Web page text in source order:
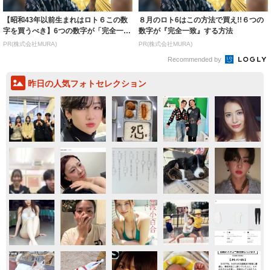
【昭和43年以前生まれはロト６この数
字を買うべき】6つの数字が「完全一
致」する方...
PR(株式会社MURA)
８月のロト6はこの方法で買え!!６つの
数字が『完全一致』する方法
PR(株式会社MURA)
Recommended by
昨日の人気フォトセレクション